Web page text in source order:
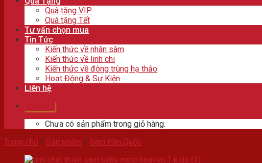
Quà tặng VIP
Quà tặng Tết
Tư vấn chọn mua
Tin Tức
Kiến thức về nhân sâm
Kiến thức về linh chi
Kiến thức về đông trùng hạ thảo
Hoạt Động & Sự Kiện
Liên hệ
Chưa có sản phẩm trong giỏ hàng.
Trang chủ / Sản phẩm / Sâm Hàn Quốc